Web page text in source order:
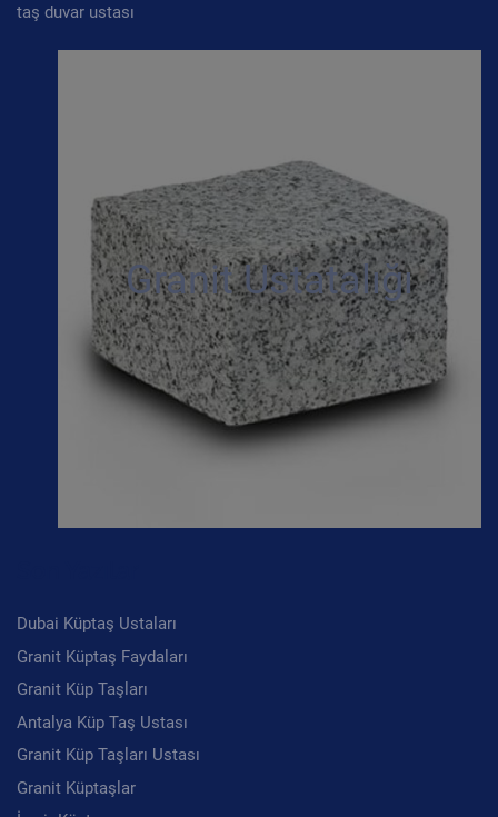
taş duvar ustası
Granit Ustatalığı
Dubai Küptaş Ustaları
Granit Küptaş Faydaları
Granit Küp Taşları
Antalya Küp Taş Ustası
Granit Küp Taşları Ustası
Granit Küptaşlar